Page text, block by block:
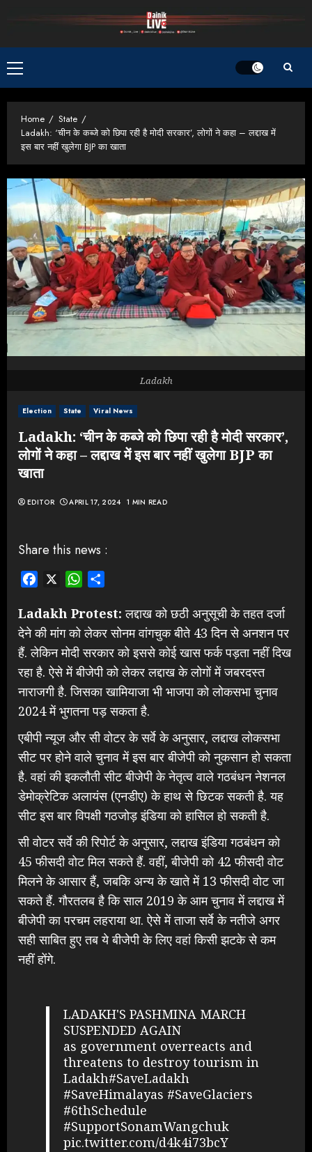
Primary
Menu
Home
State
Ladakh: ‘चीन के कब्जे को छिपा रही है मोदी सरकार’, लोगों ने कहा – लद्दाख में
इस बार नहीं खुलेगा BJP का खाता
Election State Viral News
Ladakh: ‘चीन के कब्जे को छिपा रही है मोदी सरकार’,
लोगों ने कहा – लद्दाख में इस बार नहीं खुलेगा BJP का
खाता
EDITOR APRIL 17, 2024 1 MIN READ
Ladakh
Share this news :
Facebook WhatsApp
Ladakh Protest:लद्दाख को छठी अनुसूची के तहत दर्जा
देने की मांग को लेकर सोनम वांगचुक बीते 43 दिन से अनशन पर
हैं. लेकिन मोदी सरकार को इससे कोई खास फर्क पड़ता नहीं दिख
रहा है. ऐसे में बीजेपी को लेकर लद्दाख के लोगों में जबरदस्त
नाराजगी है. जिसका खामियाजा भी भाजपा को लोकसभा चुनाव
2024 में भुगतना पड़ सकता है.
एबीपी न्यूज और सी वोटर के सर्वे के अनुसार, लद्दाख लोकसभा
सीट पर होने वाले चुनाव में इस बार बीजेपी को नुकसान हो सकता
है. वहां की इकलौती सीट बीजेपी के नेतृत्व वाले गठबंधन नेशनल
डेमोक्रेटिक अलायंस (एनडीए) के हाथ से छिटक सकती है. यह
सीट इस बार विपक्षी गठजोड़ इंडिया को हासिल हो सकती है.
सी वोटर सर्वे की रिपोर्ट के अनुसार, लद्दाख इंडिया गठबंधन को
45 फीसदी वोट मिल सकते हैं. वहीं, बीजेपी को 42 फीसदी वोट
मिलने के आसार हैं, जबकि अन्य के खाते में 13 फीसदी वोट जा
सकते हैं. गौरतलब है कि साल 2019 के आम चुनाव में लद्दाख में
बीजेपी का परचम लहराया था. ऐसे में ताजा सर्वे के नतीजे अगर
सही साबित हुए तब ये बीजेपी के लिए वहां किसी झटके से कम
नहीं होंगे.
LADAKH'S PASHMINA MARCH
SUSPENDED AGAIN
as government overreacts and
threatens to destroy tourism in
Ladakh#SaveLadakh
#SaveHimalayas #SaveGlaciers
#6thSchedule
#SupportSonamWangchuk
pic.twitter.com/d4k4i73bcY